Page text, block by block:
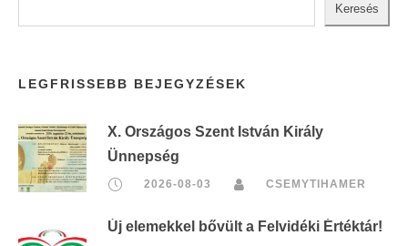
Keresés
LEGFRISSEBB BEJEGYZÉSEK
X. Országos Szent István Király
Ünnepség
2026-08-03 CSEMYTIHAMER
Új elemekkel bővült a Felvidéki Értéktár!